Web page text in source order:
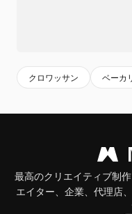
クロワッサン ベーカ
最高のクリエイティブ制
エイター、企業、代理店